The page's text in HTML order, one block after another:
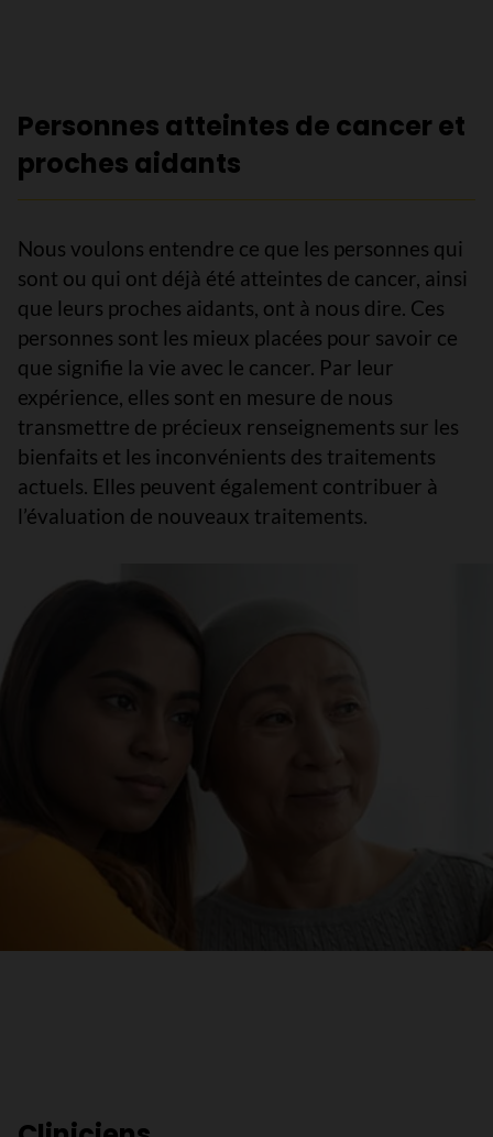
Personnes atteintes de cancer et
proches aidants
Nous voulons entendre ce que les personnes qui
sont ou qui ont déjà été atteintes de cancer, ainsi
que leurs proches aidants, ont à nous dire. Ces
personnes sont les mieux placées pour savoir ce
que signifie la vie avec le cancer. Par leur
expérience, elles sont en mesure de nous
transmettre de précieux renseignements sur les
bienfaits et les inconvénients des traitements
actuels. Elles peuvent également contribuer à
l’évaluation de nouveaux traitements.